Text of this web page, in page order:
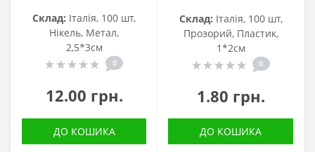
Склад: Італія, 100 шт,
Нікель, Метал,
2,5*3см
0
12.00 грн.
ДО КОШИКА
Склад: Італія, 100 шт,
Прозорий, Пластик,
1*2см
0
1.80 грн.
ДО КОШИКА